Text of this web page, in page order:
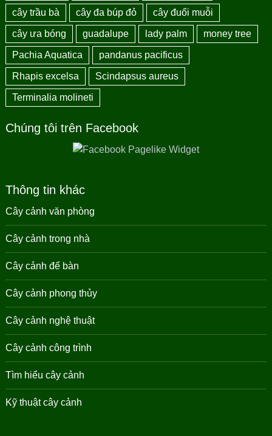
cây trầu bà cây đa búp đỏ cây đuổi muỗi
cây ưa bóng guadalupe lady palm money tree
Pachia Aquatica pandanus pacificus
Rhapis excelsa Scindapsus aureus
Terminalia molineti
Chúng tôi trên Facebook
Thông tin khác
Cây cảnh văn phòng
Cây cảnh trong nhà
Cây cảnh để bàn
Cây cảnh phong thủy
Cây cảnh nghệ thuật
Cây cảnh công trình
Tìm hiểu cây cảnh
Kỹ thuật cây cảnh